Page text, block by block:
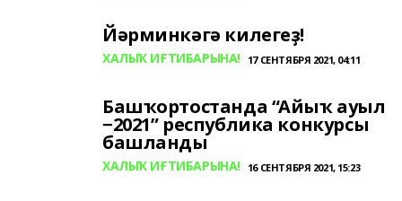
Йәрминкәгә килегеҙ!
ХАЛЫҠ ИҒТИБАРЫНА! 17 СЕНТЯБРЯ 2021, 04:11
Башҡортостанда “Айыҡ ауыл
−2021” республика конкурсы
башланды
ХАЛЫҠ ИҒТИБАРЫНА! 16 СЕНТЯБРЯ 2021, 15:23